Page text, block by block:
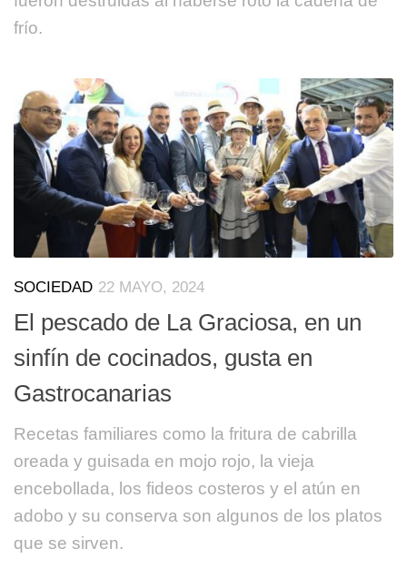
frío.
SOCIEDAD 22 MAYO, 2024
El pescado de La Graciosa, en un
sinfín de cocinados, gusta en
Gastrocanarias
Recetas familiares como la fritura de cabrilla
oreada y guisada en mojo rojo, la vieja
encebollada, los fideos costeros y el atún en
adobo y su conserva son algunos de los platos
que se sirven.